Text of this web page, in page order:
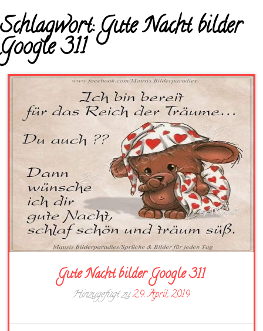
Startseite
Neue Bilder
Schlagwort:Gute Nacht bilder
Google 311
Gute Nacht bilder Google 311
Hinzugefügt zu29. April 2019